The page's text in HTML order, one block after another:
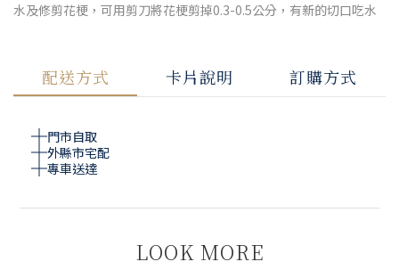
水及修剪花梗，可用剪刀將花梗剪掉0.3-0.5公分，有新的切口吃水
配送方式 卡片說明 訂購方式
門市自取
外縣市宅配
專車送達
LOOK MORE